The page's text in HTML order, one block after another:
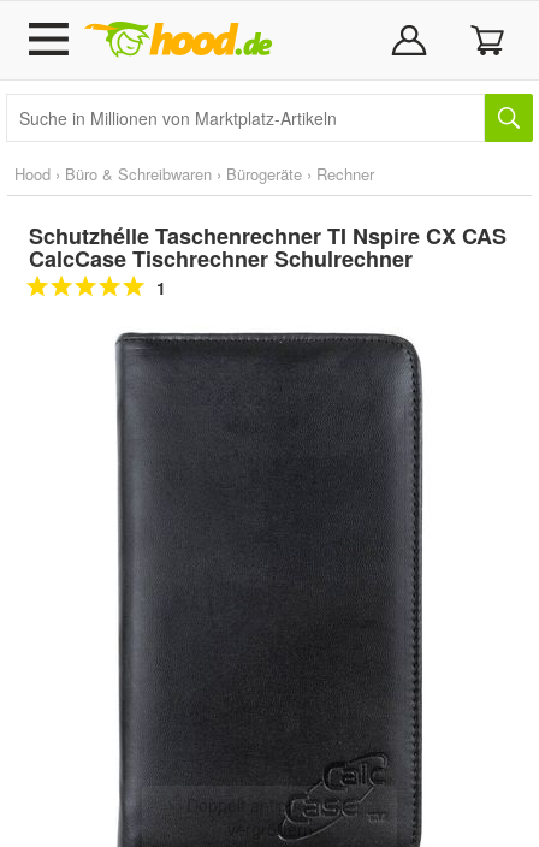
Hood › Büro & Schreibwaren › Bürogeräte › Rechner
Schutzhélle Taschenrechner TI Nspire CX CAS
CalcCase Tischrechner Schulrechner
1
Doppelt antippen zum
vergrößern